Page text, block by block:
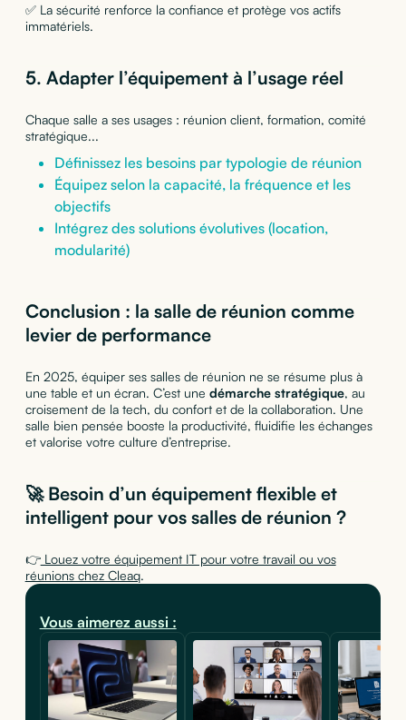
✅ La sécurité renforce la confiance et protège vos actifs
immatériels.
5. Adapter l’équipement à l’usage réel
Chaque salle a ses usages : réunion client, formation, comité
stratégique...
Définissez les besoins par typologie de réunion
Équipez selon la capacité, la fréquence et les
objectifs
Intégrez des solutions évolutives (location,
modularité)
Conclusion : la salle de réunion comme
levier de performance
En 2025, équiper ses salles de réunion ne se résume plus à
une table et un écran. C’est une démarche stratégique, au
croisement de la tech, du confort et de la collaboration. Une
salle bien pensée booste la productivité, fluidifie les échanges
et valorise votre culture d’entreprise.
🚀 Besoin d’un équipement flexible et
intelligent pour vos salles de réunion ?
👉Louez votre équipement IT pour votre travail ou vos
réunions chez Cleaq.
Vous aimerez aussi :